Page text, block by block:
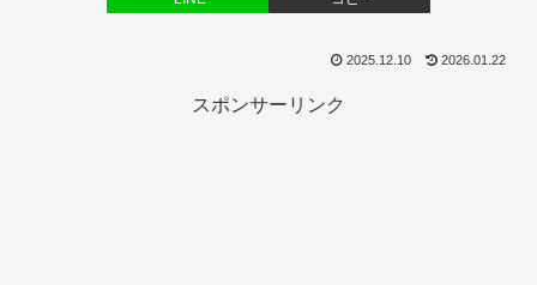
2025.12.10 2026.01.22
スポンサーリンク